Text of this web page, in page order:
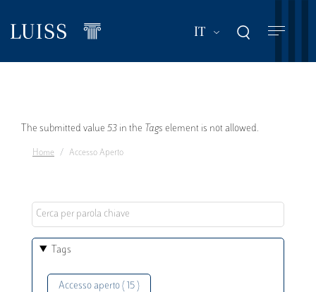
contenuto
IT Mostra ulteriori
Messaggio
di
The submitted value 53 in the Tags element is not allowed.
Home Accesso Aperto
Tags
Accesso aperto ( 15 )